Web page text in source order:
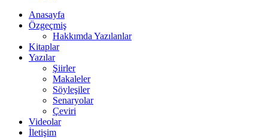
Anasayfa
Özgeçmiş
Hakkımda Yazılanlar
Kitaplar
Yazılar
Şiirler
Makaleler
Söyleşiler
Senaryolar
Çeviri
Videolar
İletişim